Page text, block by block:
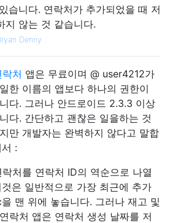
습니다. 연락처가 추가되었을 때 저
지 않는 것 같습니다.
Denny
처 앱은 무료이며 @ user4212가
한 이름의 앱보다 하나의 권한이
다. 그러나 안드로이드 2.3.3 이상
다. 간단하고 괜찮은 일을하는 것
만 개발자는 완벽하지 않다고 말합
:
처를 연락처 ID의 역순으로 나열
은 일반적으로 가장 최근에 추가
맨 위에 놓습니다. 그러나 재고 및
락처 앱은 연락처 생성 날짜를 저